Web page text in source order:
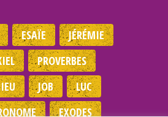
ESAÏE
JÉRÉMIE
PROVERBES
JOB
LUC
EXODES